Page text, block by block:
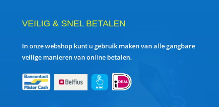
VEILIG & SNEL BETALEN
In onze webshop kunt u gebruik maken van alle gangbare
veilige manieren van online betalen.